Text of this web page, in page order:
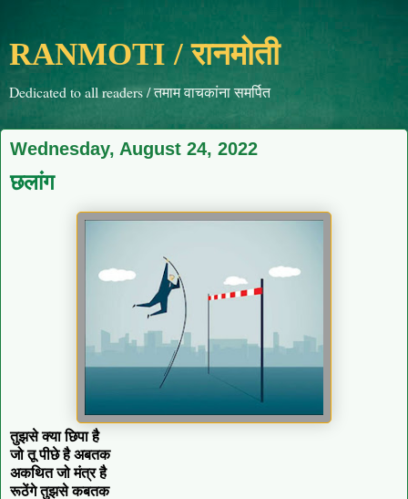
RANMOTI / रानमोती
Dedicated to all readers / तमाम वाचकांना समर्पित
Wednesday, August 24, 2022
छलांग
तुझसे क्या छिपा है
जो तू पीछे है अबतक
अकथित जो मंत्र है
रूठेंगे तुझसे कबतक